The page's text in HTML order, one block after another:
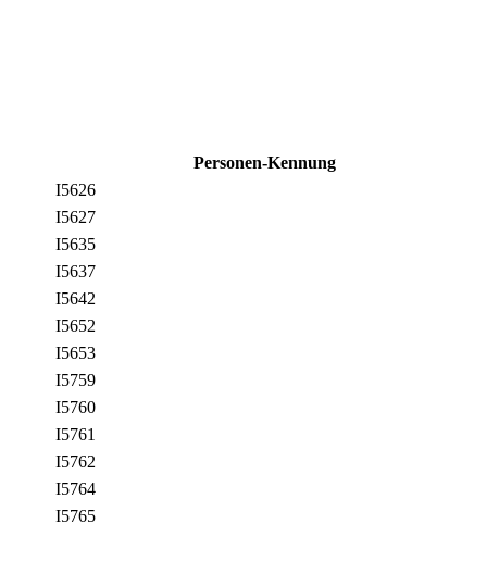
Personen-Kennung
I5626
I5627
I5635
I5637
I5642
I5652
I5653
I5759
I5760
I5761
I5762
I5764
I5765